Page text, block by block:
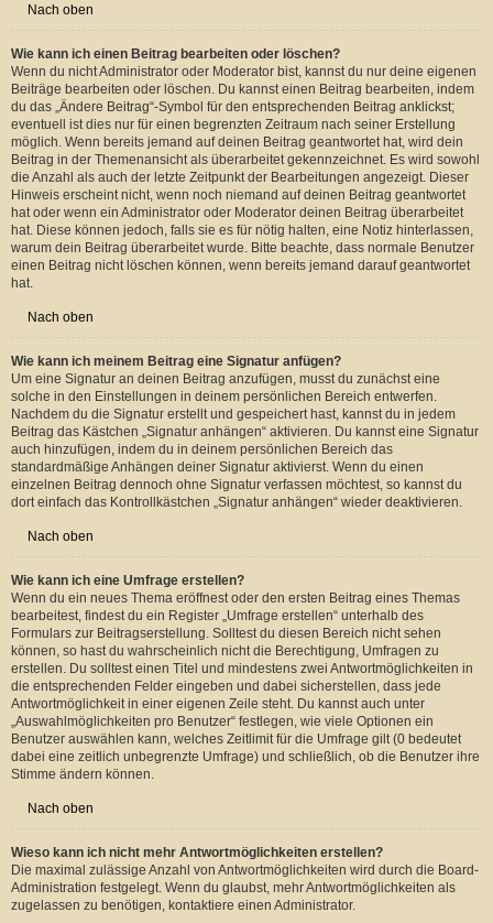
Thema“ klicken. Um auf einen Beitrag zu antworten, musst du auf „Antworten“
klicken. Es könnte sein, dass eine Registrierung erforderlich ist, bevor du einen
Beitrag schreiben kannst. Deine Berechtigungen sind jeweils am Ende der
Foren- und der Beitragsansicht aufgelistet. Z. B. „Du darfst neue Themen
erstellen“, „Du darfst Dateianhänge erstellen“ usw.
Nach oben
Wie kann ich einen Beitrag bearbeiten oder löschen?
Wenn du nicht Administrator oder Moderator bist, kannst du nur deine eigenen
Beiträge bearbeiten oder löschen. Du kannst einen Beitrag bearbeiten, indem
du das „Ändere Beitrag“-Symbol für den entsprechenden Beitrag anklickst;
eventuell ist dies nur für einen begrenzten Zeitraum nach seiner Erstellung
möglich. Wenn bereits jemand auf deinen Beitrag geantwortet hat, wird dein
Beitrag in der Themenansicht als überarbeitet gekennzeichnet. Es wird sowohl
die Anzahl als auch der letzte Zeitpunkt der Bearbeitungen angezeigt. Dieser
hat oder wenn ein Administrator oder Moderator deinen Beitrag überarbeitet
hat. Diese können jedoch, falls sie es für nötig halten, eine Notiz hinterlassen,
warum dein Beitrag überarbeitet wurde. Bitte beachte, dass normale Benutzer
einen Beitrag nicht löschen können, wenn bereits jemand darauf geantwortet
hat.
Nach oben
Wie kann ich meinem Beitrag eine Signatur anfügen?
Um eine Signatur an deinen Beitrag anzufügen, musst du zunächst eine
solche in den Einstellungen in deinem persönlichen Bereich entwerfen.
Beitrag das Kästchen „Signatur anhängen“ aktivieren. Du kannst eine Signatur
auch hinzufügen, indem du in deinem persönlichen Bereich das
standardmäßige Anhängen deiner Signatur aktivierst. Wenn du einen
einzelnen Beitrag dennoch ohne Signatur verfassen möchtest, so kannst du
dort einfach das Kontrollkästchen „Signatur anhängen“ wieder deaktivieren.
Nach oben
Wie kann ich eine Umfrage erstellen?
Wenn du ein neues Thema eröffnest oder den ersten Beitrag eines Themas
bearbeitest, findest du ein Register „Umfrage erstellen“ unterhalb des
Formulars zur Beitragserstellung. Solltest du diesen Bereich nicht sehen
können, so hast du wahrscheinlich nicht die Berechtigung, Umfragen zu
erstellen. Du solltest einen Titel und mindestens zwei Antwortmöglichkeiten in
Antwortmöglichkeit in einer eigenen Zeile steht. Du kannst auch unter
„Auswahlmöglichkeiten pro Benutzer“ festlegen, wie viele Optionen ein
Benutzer auswählen kann, welches Zeitlimit für die Umfrage gilt (0 bedeutet
dabei eine zeitlich unbegrenzte Umfrage) und schließlich, ob die Benutzer ihre
Stimme ändern können.